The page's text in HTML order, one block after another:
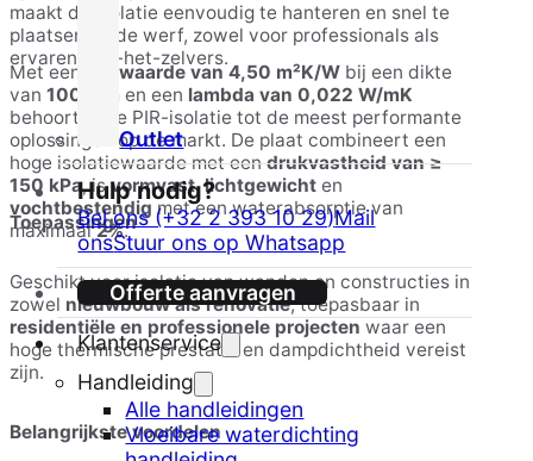
Outlet
Hulp nodig?
Bel ons (+32 2 393 10 29)Mail
onsStuur ons op Whatsapp
Offerte aanvragen
Klantenservice
Handleiding
Alle handleidingen
Vloeibare waterdichting
maakt de isolatie eenvoudig te hanteren en snel te
plaatsen op de werf, zowel voor professionals als
ervaren doe-het-zelvers.
Met een RD-waarde van 4,50 m²K/W bij een dikte
van 100 mm en een lambda van 0,022 W/mK
behoort deze PIR-isolatie tot de meest performante
oplossingen op de markt. De plaat combineert een
hoge isolatiewaarde met eendrukvastheid van ≥
150 kPa, isvormvast,lichtgewicht en
vochtbestendig met een waterabsorptie van
maximaal2%.
Toepassingen
Geschikt voor isolatie van wanden en constructies in
zowel nieuwbouw als renovatie, toepasbaar in
residentiële en professionele projecten waar een
hoge thermische prestatie en dampdichtheid vereist
zijn.
Belangrijkste voordelen